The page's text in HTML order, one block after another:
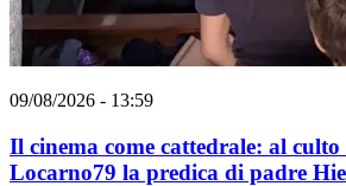
09/08/2026 - 13:59
Il cinema come cattedrale: al culto
Locarno79 la predica di padre